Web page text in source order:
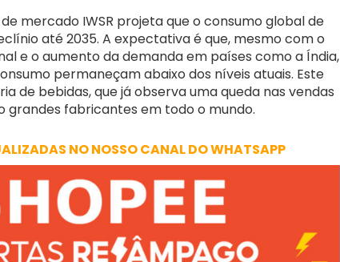
mercado IWSR projeta que o consumo global de
até 2035. A expectativa é que, mesmo com o
e o aumento da demanda em países como a Índia,
permaneçam abaixo dos níveis atuais. Este
de bebidas, que já observa uma queda nas vendas
grandes fabricantes em todo o mundo.
NO NOSSO CANAL DO WHATSAPP